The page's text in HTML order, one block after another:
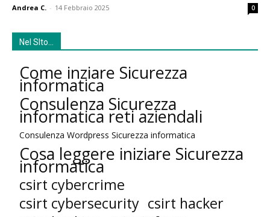
Andrea C. - 14 Febbraio 2025 0
Nel SIto…
Come inziare Sicurezza
informatica
Consulenza Sicurezza
informatica reti aziendali
Consulenza Wordpress Sicurezza informatica
Cosa leggere iniziare Sicurezza
informatica
csirt cybercrime
csirt cybersecurity csirt hacker